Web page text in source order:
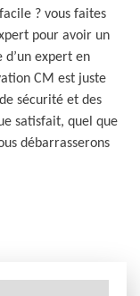
? vous faites
pour avoir un
expert en
CM est juste
sécurité et des
satisfait, quel que
débarrasserons